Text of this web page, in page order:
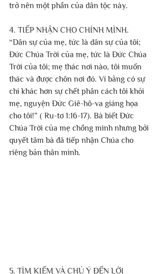
trở nên một phần của dân tộc này.
4. TIẾP NHẬN CHO CHÍNH MÌNH.
“Dân sự của mẹ, tức là dân sự của tôi;
Đức Chúa Trời của mẹ, tức là Đức Chúa
Trời của tôi; mẹ thác nơi nào, tôi muốn
thác và được chôn nơi đó. Ví bằng có sự
chi khác hơn sự chết phân cách tôi khỏi
mẹ, nguyện Đức Giê-hô-va giáng họa
cho tôi!” ( Ru-tơ 1:16-17). Bà biết Đức
Chúa Trời của mẹ chồng mình nhưng bởi
quyết tâm bà đã tiếp nhận Chúa cho
riêng bản thân mình.
5. TÌM KIẾM VÀ CHÚ Ý ĐẾN LỜI